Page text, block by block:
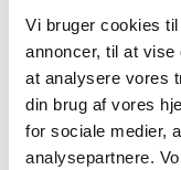
Vi bruger cookies
annoncer, til at
at analysere vores
din brug af vores
for sociale medier,
analysepartnere.
Vi har truffet
Dymista.
Høringssvar på
forslag til
lægemidler mod